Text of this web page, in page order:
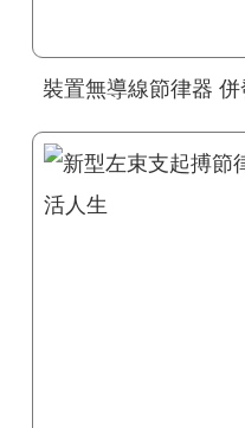
裝置無導線節律器